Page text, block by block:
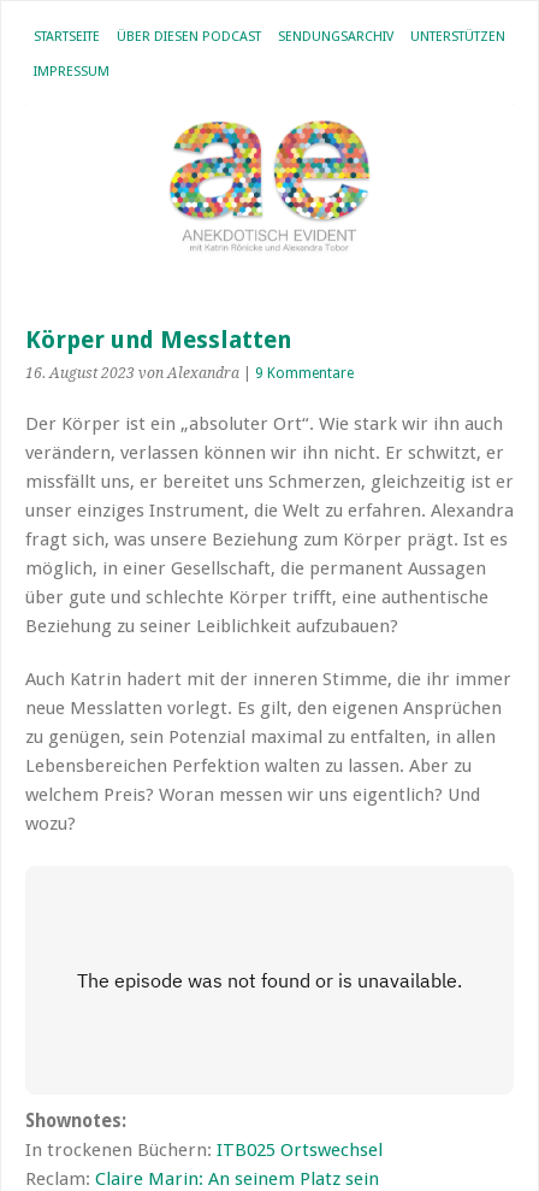
STARTSEITE ÜBER DIESEN PODCAST SENDUNGSARCHIV UNTERSTÜTZEN
IMPRESSUM
Körper und Messlatten
16. August 2023 von Alexandra 9 Kommentare
Der Körper ist ein „absoluter Ort“. Wie stark wir ihn auch
verändern, verlassen können wir ihn nicht. Er schwitzt, er
missfällt uns, er bereitet uns Schmerzen, gleichzeitig ist er
unser einziges Instrument, die Welt zu erfahren. Alexandra
fragt sich, was unsere Beziehung zum Körper prägt. Ist es
möglich, in einer Gesellschaft, die permanent Aussagen
über gute und schlechte Körper trifft, eine authentische
Beziehung zu seiner Leiblichkeit aufzubauen?
Auch Katrin hadert mit der inneren Stimme, die ihr immer
neue Messlatten vorlegt. Es gilt, den eigenen Ansprüchen
zu genügen, sein Potenzial maximal zu entfalten, in allen
Lebensbereichen Perfektion walten zu lassen. Aber zu
welchem Preis? Woran messen wir uns eigentlich? Und
wozu?
Shownotes:
In trockenen Büchern: ITB025 Ortswechsel
Reclam: Claire Marin: An seinem Platz sein